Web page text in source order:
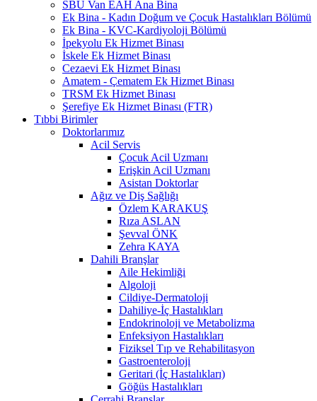
SBÜ Van EAH Ana Bina
Ek Bina - Kadın Doğum ve Çocuk Hastalıkları Bölümü
Ek Bina - KVC-Kardiyoloji Bölümü
İpekyolu Ek Hizmet Binası
İskele Ek Hizmet Binası
Cezaevi Ek Hizmet Binası
Amatem - Çematem Ek Hizmet Binası
TRSM Ek Hizmet Binası
Şerefiye Ek Hizmet Binası (FTR)
Tıbbi Birimler
Doktorlarımız
Acil Servis
Çocuk Acil Uzmanı
Erişkin Acil Uzmanı
Asistan Doktorlar
Ağız ve Diş Sağlığı
Özlem KARAKUŞ
Rıza ASLAN
Şevval ÖNK
Zehra KAYA
Dahili Branşlar
Aile Hekimliği
Algoloji
Cildiye-Dermatoloji
Dahiliye-İç Hastalıkları
Endokrinoloji ve Metabolizma
Enfeksiyon Hastalıkları
Fiziksel Tıp ve Rehabilitasyon
Gastroenteroloji
Geritari (İç Hastalıkları)
Göğüs Hastalıkları